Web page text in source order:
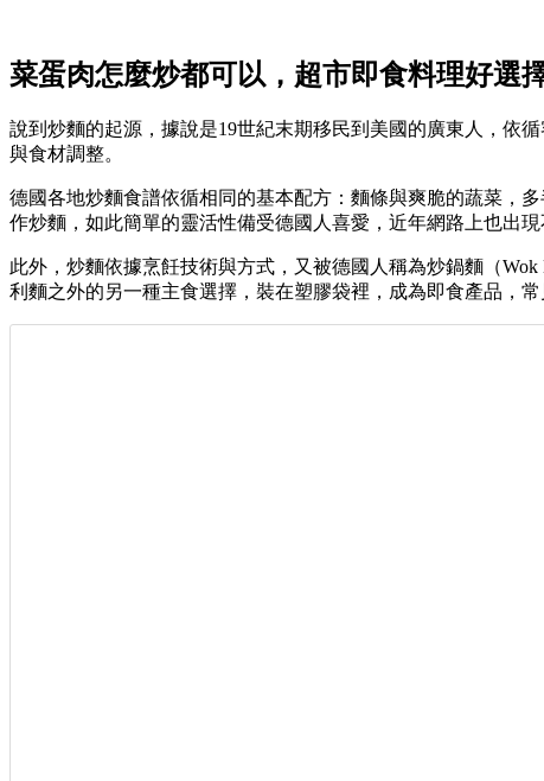
菜蛋肉怎麼炒都可以，超市即食料理好選
說到炒麵的起源，據說是19世紀末期移民到美國的廣東人，依
與食材調整。
德國各地炒麵食譜依循相同的基本配方：麵條與爽脆的蔬菜，
作炒麵，如此簡單的靈活性備受德國人喜愛，近年網路上也出現
此外，炒麵依據烹飪技術與方式，又被德國人稱為炒鍋麵（
利麵之外的另一種主食選擇，裝在塑膠袋裡，成為即食產品，常